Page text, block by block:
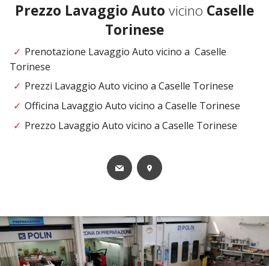
Prezzo Lavaggio Auto vicino Caselle
Torinese
Prenotazione Lavaggio Auto vicino a Caselle
Torinese
Prezzi Lavaggio Auto vicino a Caselle Torinese
Officina Lavaggio Auto vicino a Caselle Torinese
Prezzo Lavaggio Auto vicino a Caselle Torinese